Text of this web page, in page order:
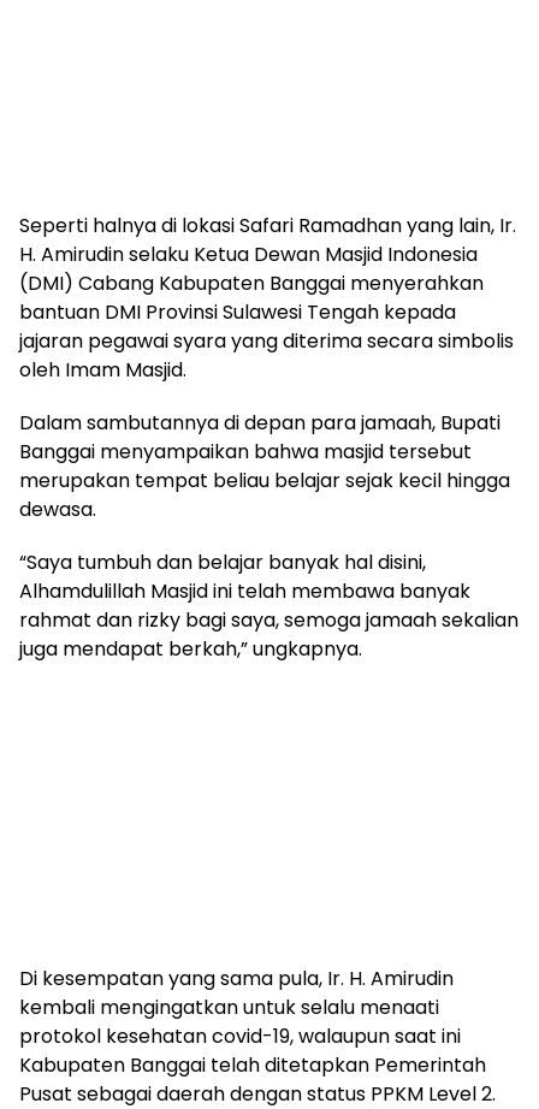
Seperti halnya di lokasi Safari Ramadhan yang lain, Ir.
H. Amirudin selaku Ketua Dewan Masjid Indonesia
(DMI) Cabang Kabupaten Banggai menyerahkan
bantuan DMI Provinsi Sulawesi Tengah kepada
jajaran pegawai syara yang diterima secara simbolis
oleh Imam Masjid.
Dalam sambutannya di depan para jamaah, Bupati
Banggai menyampaikan bahwa masjid tersebut
merupakan tempat beliau belajar sejak kecil hingga
dewasa.
“Saya tumbuh dan belajar banyak hal disini,
Alhamdulillah Masjid ini telah membawa banyak
rahmat dan rizky bagi saya, semoga jamaah sekalian
juga mendapat berkah,” ungkapnya.
Di kesempatan yang sama pula, Ir. H. Amirudin
kembali mengingatkan untuk selalu menaati
protokol kesehatan covid-19, walaupun saat ini
Kabupaten Banggai telah ditetapkan Pemerintah
Pusat sebagai daerah dengan status PPKM Level 2.